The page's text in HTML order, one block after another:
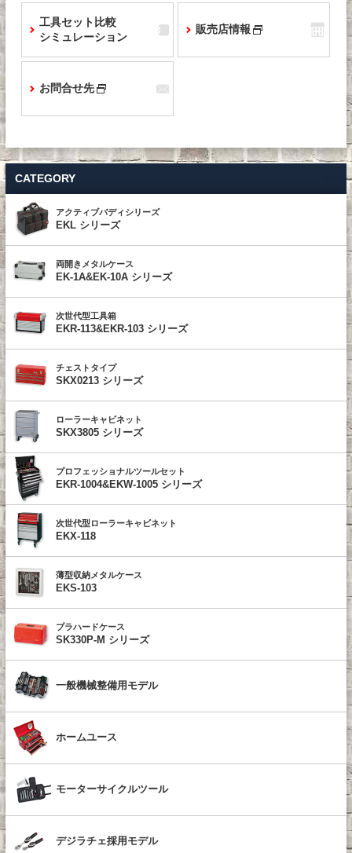
工具セット比較
シミュレーション
販売店情報
お問合せ先
CATEGORY
アクティブバディシリーズ
EKL シリーズ
両開きメタルケース
EK-1A&EK-10A シリーズ
次世代型工具箱
EKR-113&EKR-103 シリーズ
チェストタイプ
SKX0213 シリーズ
ローラーキャビネット
SKX3805 シリーズ
プロフェッショナルツールセット
EKR-1004&EKW-1005 シリーズ
次世代型ローラーキャビネット
EKX-118
薄型収納メタルケース
EKS-103
プラハードケース
SK330P-M シリーズ
一般機械整備用モデル
ホームユース
モーターサイクルツール
デジラチェ採用モデル